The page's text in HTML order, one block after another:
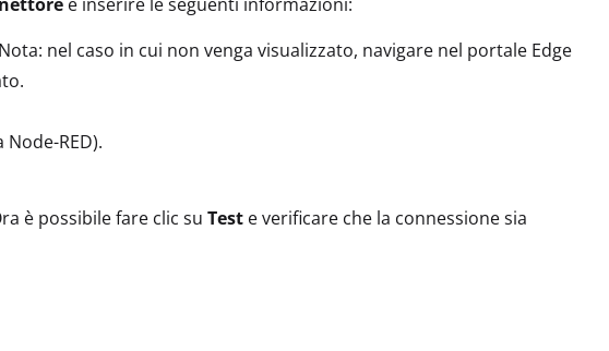
e inserire le seguenti informazioni:
Nota: nel caso in cui non venga visualizzato, navigare nel portale Edge
RED).
è possibile fare clic su Test e verificare che la connessione sia